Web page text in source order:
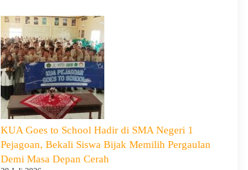
Penguatan
Kapasitas
KUA Goes to School Hadir di SMA Negeri 1
Pejagoan, Bekali Siswa Bijak Memilih Pergaulan
Demi Masa Depan Cerah